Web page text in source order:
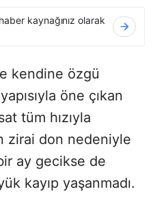
kaynağınız olarak
kendine özgü
öne çıkan
tüm hızıyla
zirai don nedeniyle
ay gecikse de
kayıp yaşanmadı.